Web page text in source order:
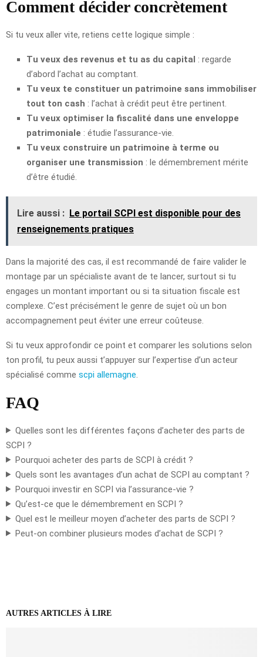
Comment décider concrètement
Si tu veux aller vite, retiens cette logique simple :
Tu veux des revenus et tu as du capital : regarde
d’abord l’achat au comptant.
Tu veux te constituer un patrimoine sans immobiliser
tout ton cash : l’achat à crédit peut être pertinent.
Tu veux optimiser la fiscalité dans une enveloppe
patrimoniale : étudie l’assurance-vie.
Tu veux construire un patrimoine à terme ou
organiser une transmission : le démembrement mérite
d’être étudié.
Lire aussi : Le portail SCPI est disponible pour des
renseignements pratiques
Dans la majorité des cas, il est recommandé de faire valider le
montage par un spécialiste avant de te lancer, surtout si tu
engages un montant important ou si ta situation fiscale est
complexe. C’est précisément le genre de sujet où un bon
accompagnement peut éviter une erreur coûteuse.
Si tu veux approfondir ce point et comparer les solutions selon
ton profil, tu peux aussi t’appuyer sur l’expertise d’un acteur
spécialisé comme scpi allemagne
FAQ
Quelles sont les différentes façons d’acheter des parts de
SCPI ?
Pourquoi acheter des parts de SCPI à crédit ?
Quels sont les avantages d’un achat de SCPI au comptant ?
Pourquoi investir en SCPI via l’assurance-vie ?
Qu’est-ce que le démembrement en SCPI ?
Quel est le meilleur moyen d’acheter des parts de SCPI ?
Peut-on combiner plusieurs modes d’achat de SCPI ?
AUTRES ARTICLES À LIRE